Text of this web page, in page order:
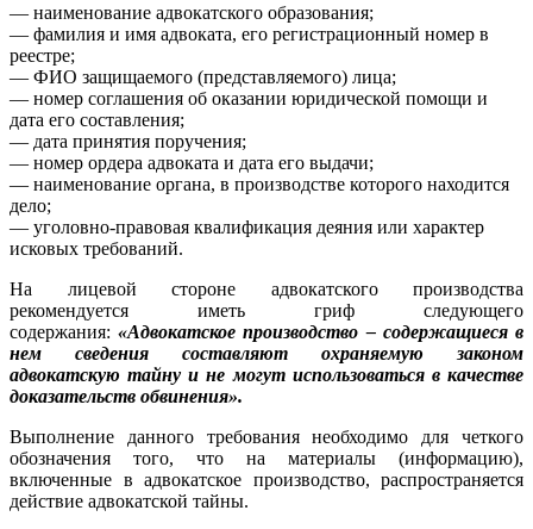
— наименование адвокатского образования;
— фамилия и имя адвоката, его регистрационный номер в
реестре;
— ФИО защищаемого (представляемого) лица;
— номер соглашения об оказании юридической помощи и
дата его составления;
— дата принятия поручения;
— номер ордера адвоката и дата его выдачи;
— наименование органа, в производстве которого находится
дело;
— уголовно-правовая квалификация деяния или характер
исковых требований.
На лицевой стороне адвокатского производства
рекомендуется иметь гриф следующего
содержания:«Адвокатское производство – содержащиеся в
нем сведения составляют охраняемую законом
адвокатскую тайну и не могут использоваться в качестве
доказательств обвинения».
Выполнение данного требования необходимо для четкого
обозначения того, что на материалы (информацию),
включенные в адвокатское производство, распространяется
действие адвокатской тайны.